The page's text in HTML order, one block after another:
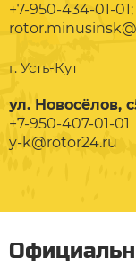
+7-950-434-01-
г. Усть-Кут
ул. Новосёлов,
+7-950-407-01-01
y-k@rotor24.ru